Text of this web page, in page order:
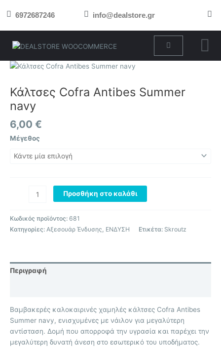
στο 6972687246 info@dealstore.gr
Cart
Κάλτσες Cofra Antibes Summer
navy
6,00 €
Μέγεθος
Κάλτσες
Antibes
Summer
navy
ποσότητα
Προσθήκη στο καλάθι
Κωδικός προϊόντος: 681
Κατηγορίες: Αξεσουάρ Ένδυσης ΕΝΔΥΣΗ Ετικέτα: Skroutz
Περιγραφή
Βαμβακερές καλοκαιρινές χαμηλές κάλτσες Cofra Antibes
Summer navy, ενισχυμένες με νάιλον για μεγαλύτερη
αντίσταση. Δομή που απορροφά την υγρασία και παρέχει την
μεγαλύτερη δυνατή άνεση στο εσωτερικό του υποδήματος.